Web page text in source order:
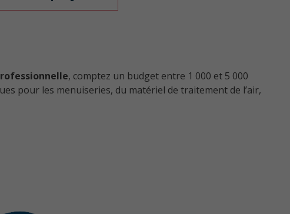
, comptez un budget entre 1 000 et 5 000
pour les menuiseries, du matériel de traitement de l’air,